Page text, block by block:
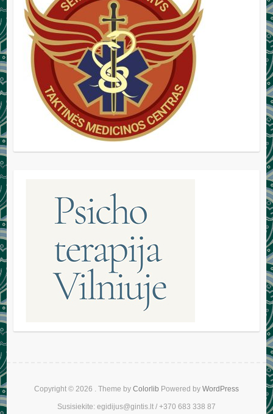
Copyright © 2026 . Theme by Colorlib Powered by WordPress
Susisiekite: egidijus@gintis.lt / +370 683 338 87